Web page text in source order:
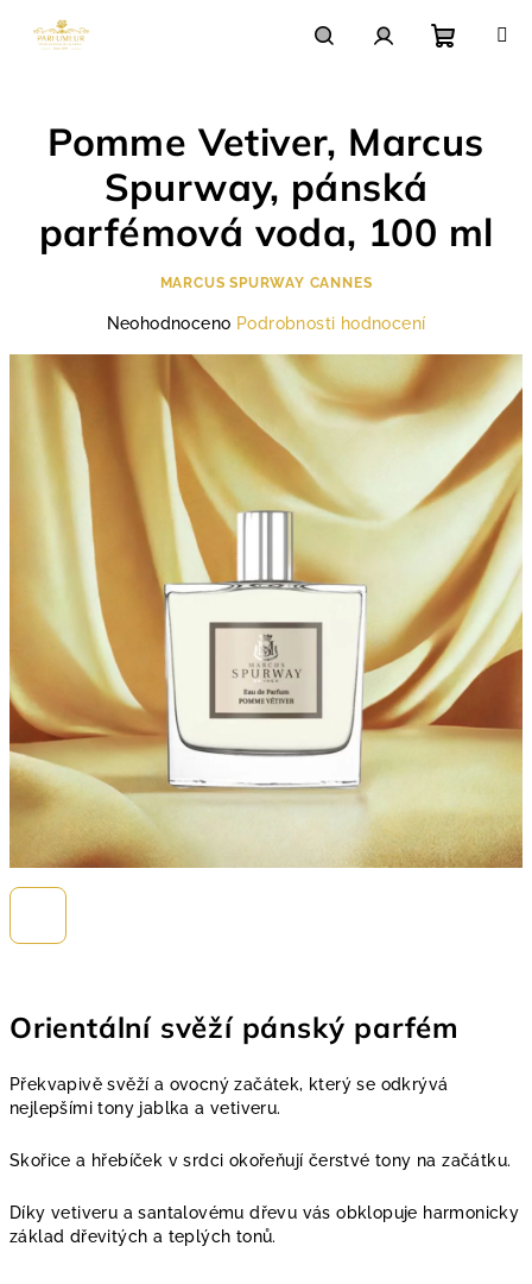
košík
Orientální svěží pánský parfém
Překvapivě svěží a ovocný začátek, který se odkrývá
nejlepšími tony jablka a vetiveru.
Skořice a hřebíček v srdci okořeňují čerstvé tony na začátku.
Díky vetiveru a santalovému dřevu vás obklopuje harmonicky
základ dřevitých a teplých tonů.
Pomme Vetiver, Marcus
Spurway, pánská
parfémová voda, 100 ml
MARCUS SPURWAY CANNES
Průměrné
hvězdiček.
Neohodnoceno Podrobnosti hodnocení